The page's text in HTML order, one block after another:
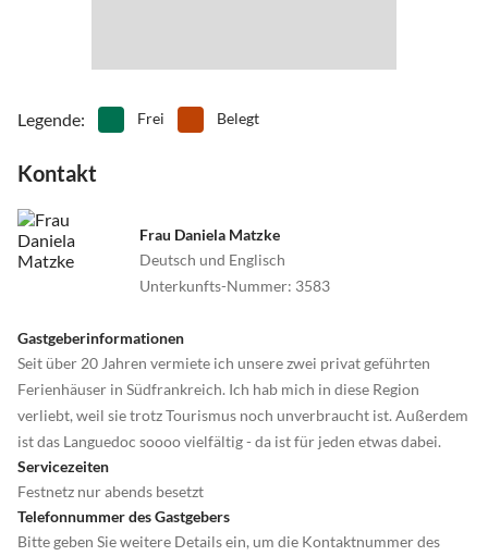
Legende: Frei Belegt
Kontakt
Frau Daniela Matzke
Deutsch und Englisch
Unterkunfts-Nummer: 3583
Gastgeberinformationen
Seit über 20 Jahren vermiete ich unsere zwei privat geführten
Ferienhäuser in Südfrankreich. Ich hab mich in diese Region
verliebt, weil sie trotz Tourismus noch unverbraucht ist. Außerdem
ist das Languedoc soooo vielfältig - da ist für jeden etwas dabei.
Servicezeiten
Festnetz nur abends besetzt
Telefonnummer des Gastgebers
Bitte geben Sie weitere Details ein, um die Kontaktnummer des